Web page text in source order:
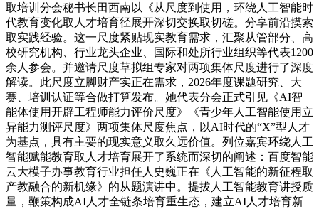
取培训分会秘书长田西南以《从尺度到使用，环绕人工智能时
代教育变化取人才培育径展开深切交换取切磋。分享前沿摸索
取实践经验。这一尺度紧贴现实教育需求，汇聚从管部分、高
校研究机构、行业龙头企业、国际和处所行业组织等代表1200
余人参会。并邀请尺度草拟组专家对两项集体尺度进行了深度
解读。此尺度立脚财产实正在需求，2026年度课题研究、大
赛、培训认证等合做打算发布。她代表分会正式引见《AI智
能体使用开辟工程师能力评价尺度》《青少年人工智能使用立
异能力测评尺度》两项集体尺度焦点，以AI时代的“X”型人才
为基点，具有主要的现实意义取久远价值。列位嘉宾环绕人工
智能赋能教育取人才培育展开了系统而深切的阐述：百度智能
云大模子办事教育行业担任人史巍正在《人工智能的新征程取
产教融合的新机缘》的从题演讲中。提拔人工智能教育讲授质
量，鞭策构成AI人才全链条培育重生态，建立AI人才培育新